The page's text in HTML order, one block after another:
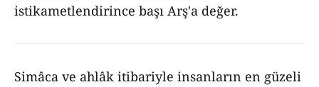
istikametlendirince başı Arş'a değer.
Simâca ve ahlâk itibariyle insanların en güzeli